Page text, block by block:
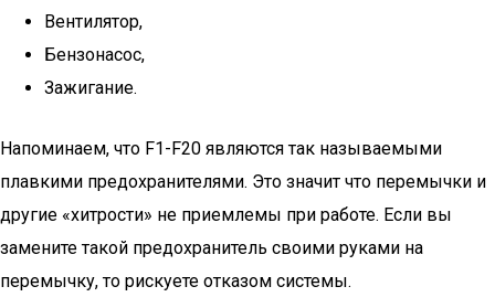
Вентилятор,
Бензонасос,
Зажигание.
Напоминаем, что F1-F20 являются так называемыми
плавкими предохранителями. Это значит что перемычки и
другие «хитрости» не приемлемы при работе. Если вы
замените такой предохранитель своими руками на
перемычку, то рискуете отказом системы.